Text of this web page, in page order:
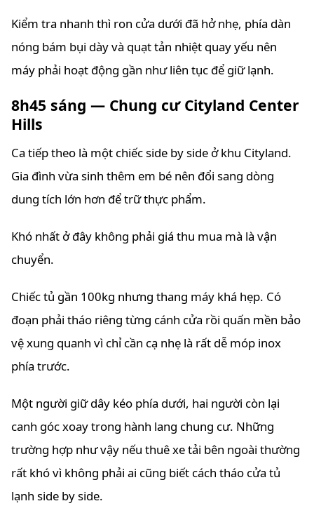
Kiểm tra nhanh thì ron cửa dưới đã hở nhẹ, phía dàn
nóng bám bụi dày và quạt tản nhiệt quay yếu nên
máy phải hoạt động gần như liên tục để giữ lạnh.
8h45 sáng — Chung cư Cityland Center
Hills
Ca tiếp theo là một chiếc side by side ở khu Cityland.
Gia đình vừa sinh thêm em bé nên đổi sang dòng
dung tích lớn hơn để trữ thực phẩm.
Khó nhất ở đây không phải giá thu mua mà là vận
chuyển.
Chiếc tủ gần 100kg nhưng thang máy khá hẹp. Có
đoạn phải tháo riêng từng cánh cửa rồi quấn mền bảo
vệ xung quanh vì chỉ cần cạ nhẹ là rất dễ móp inox
phía trước.
Một người giữ dây kéo phía dưới, hai người còn lại
canh góc xoay trong hành lang chung cư. Những
trường hợp như vậy nếu thuê xe tải bên ngoài thường
rất khó vì không phải ai cũng biết cách tháo cửa tủ
lạnh side by side.